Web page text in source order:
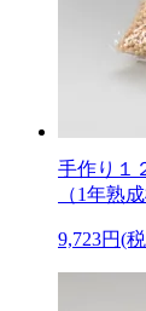
手作り１
（1年熟
9,723円(